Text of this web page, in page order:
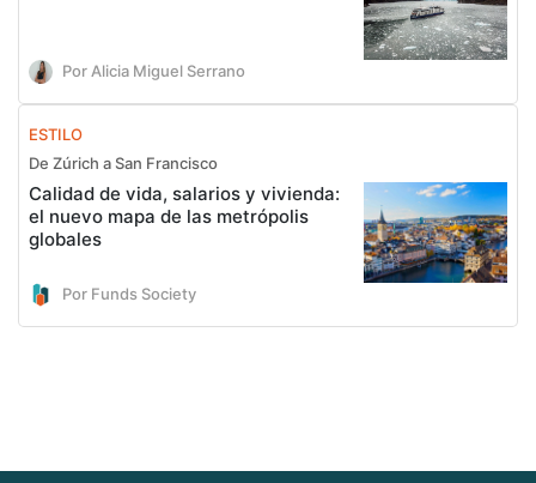
Por Alicia Miguel Serrano
ESTILO
De Zúrich a San Francisco
Calidad de vida, salarios y vivienda:
el nuevo mapa de las metrópolis
globales
Por Funds Society